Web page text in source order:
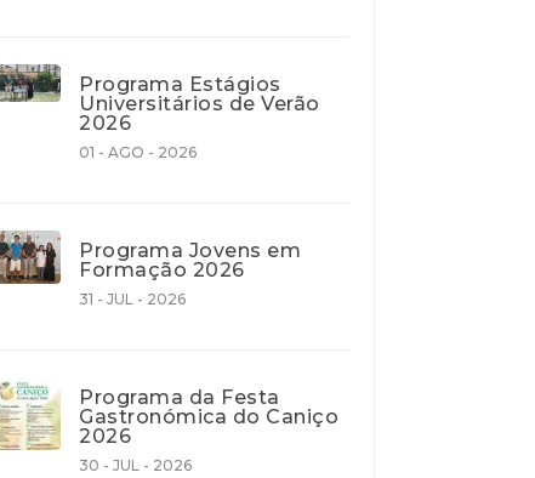
Programa Estágios
Universitários de Verão
2026
01 - AGO - 2026
Programa Jovens em
Formação 2026
31 - JUL - 2026
Programa da Festa
Gastronómica do Caniço
2026
30 - JUL - 2026